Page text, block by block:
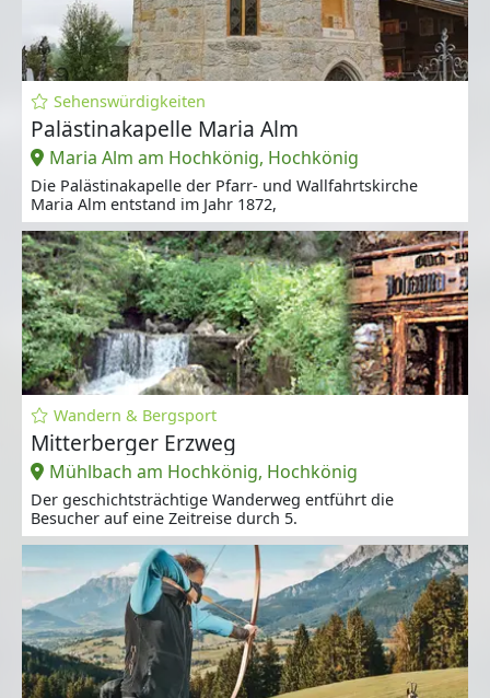
Sehenswürdigkeiten
Palästinakapelle Maria Alm
Maria Alm am Hochkönig, Hochkönig
Die Palästinakapelle der Pfarr- und Wallfahrtskirche
Maria Alm entstand im Jahr 1872,
Wandern & Bergsport
Mitterberger Erzweg
Mühlbach am Hochkönig, Hochkönig
Der geschichtsträchtige Wanderweg entführt die
Besucher auf eine Zeitreise durch 5.